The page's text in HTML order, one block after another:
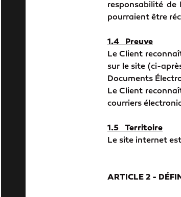
responsabilité de
pourraient être
1.4 Preuve
Le Client
sur le site (ci-
Documents
Le Client
courriers
1.5 Territoire
Le site internet
ARTICLE 2 -